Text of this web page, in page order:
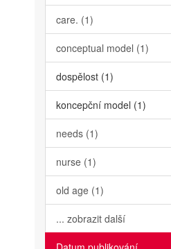
care. (1)
conceptual model (1)
dospělost (1)
koncepční model (1)
needs (1)
nurse (1)
old age (1)
... zobrazit další